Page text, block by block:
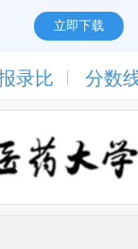
立即下载
录比 分数